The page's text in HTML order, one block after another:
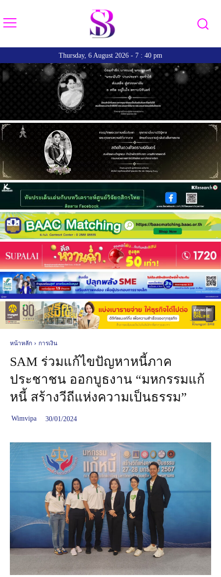
Thursday, 6 August 2026 - 7 : 40 pm
หน้าหลัก การเงิน
SAM ร่วมแก้ไขปัญหาหนี้ภาค
ประชาชน ออกบูธงาน “มหกรรมแก้
หนี้ สร้างวีถีแห่งความเป็นธรรม”
Wimvipa 30/01/2024